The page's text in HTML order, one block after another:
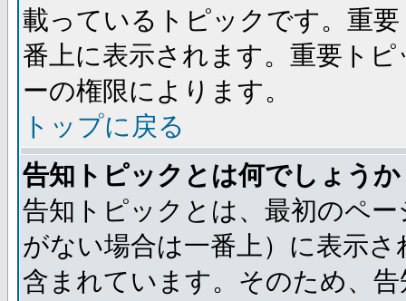
載っているトピックです。重
番上に表示されます。重要ト
ーの権限によります。
トップに戻る
告知トピックとは何でしょうか
告知トピックとは、最初のペ
がない場合は一番上）に表示
含まれています。そのため、